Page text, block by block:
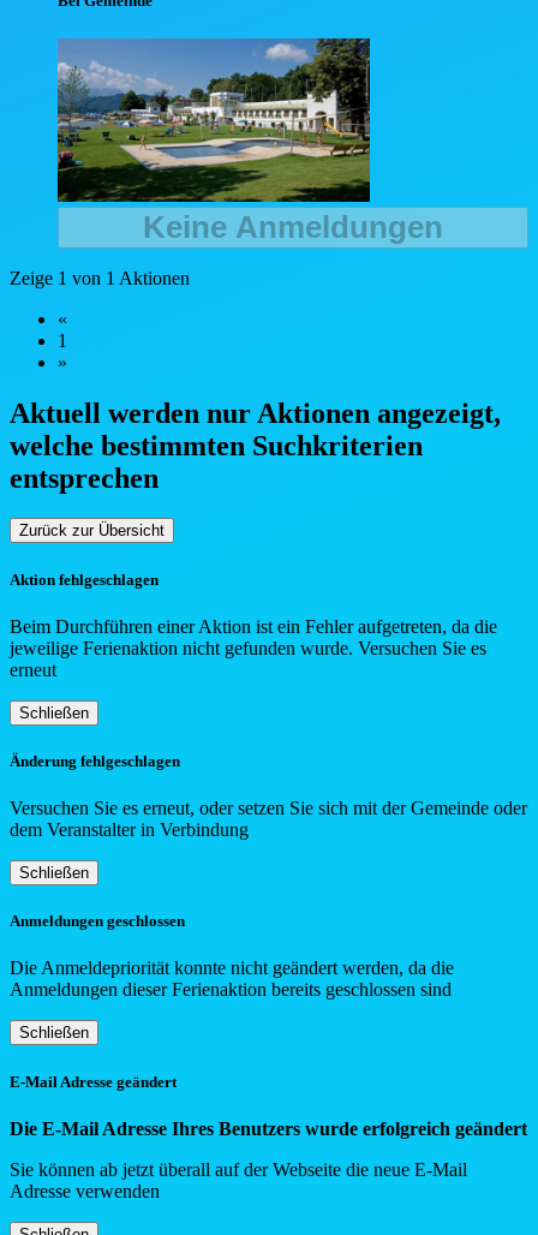
Keine Anmeldungen
Zeige 1 von 1 Aktionen
«
1
»
Aktuell werden nur Aktionen angezeigt,
welche bestimmten Suchkriterien
entsprechen
Zurück zur Übersicht
Aktion fehlgeschlagen
Beim Durchführen einer Aktion ist ein Fehler aufgetreten, da die
jeweilige Ferienaktion nicht gefunden wurde. Versuchen Sie es
erneut
Schließen
Änderung fehlgeschlagen
Versuchen Sie es erneut, oder setzen Sie sich mit der Gemeinde oder
dem Veranstalter in Verbindung
Schließen
Anmeldungen geschlossen
Die Anmeldepriorität konnte nicht geändert werden, da die
Anmeldungen dieser Ferienaktion bereits geschlossen sind
Schließen
E-Mail Adresse geändert
Die E-Mail Adresse Ihres Benutzers wurde erfolgreich geändert
Sie können ab jetzt überall auf der Webseite die neue E-Mail
Adresse verwenden